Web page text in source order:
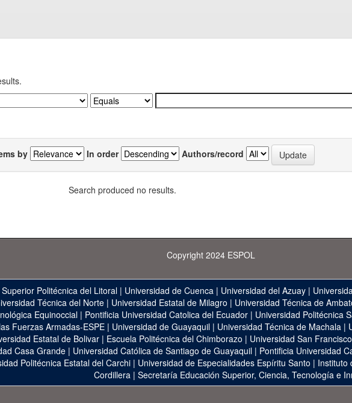
by In order Authors/record
Search produced no results.
Copyright 2024 ESPOL
Politécnica del Litoral | Universidad de Cuenca | Universidad del Azuay |
Técnica del Norte| Universidad Estatal de Milagro | Universidad Técnica de
Equinoccial| Pontificia Universidad Catolica del Ecuador| Universidad Politécnica
Fuerzas Armadas-ESPE | Universidad de Guayaquil | Universidad Técnica de Machala |
Estatal de Bolivar| Escuela Politécnica del Chimborazo | Universidad San
Casa Grande | Universidad Católica de Santiago de Guayaquil | Pontificia Universidad
Politécnica Estatal del Carchi | Universidad de Especialidades Espíritu Santo | Instituto
Cordillera| Secretaría Educación Superior, Ciencia, Tecnología e